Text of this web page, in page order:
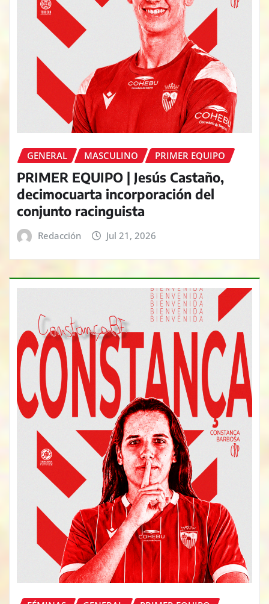
GENERAL MASCULINO PRIMER EQUIPO
PRIMER EQUIPO | Jesús Castaño,
decimocuarta incorporación del
conjunto racinguista
Redacción Jul 21, 2026